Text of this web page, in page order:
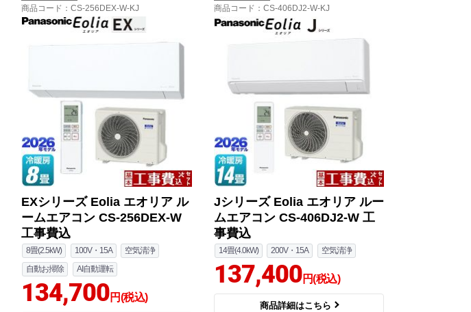
商品コード ：CS-256DEX-W-KJ
EXシリーズ Eolia エオリア ル
ームエアコン CS-256DEX-W
工事費込
8畳(2.5kW) 100V・15A
空気清浄
自動お掃除
AI自動運転
134,700円(税込)
商品コード ：CS-406DJ2-W-KJ
Jシリーズ Eolia エオリア ルー
ムエアコン CS-406DJ2-W 工
事費込
14畳(4.0kW) 200V・15A 空気清浄
137,400円(税込)
商品詳細はこちら